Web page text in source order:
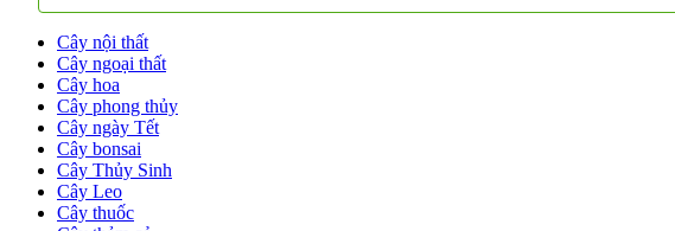
Cây nội thất
Cây ngoại thất
Cây hoa
Cây phong thủy
Cây ngày Tết
Cây bonsai
Cây Thủy Sinh
Cây Leo
Cây thuốc